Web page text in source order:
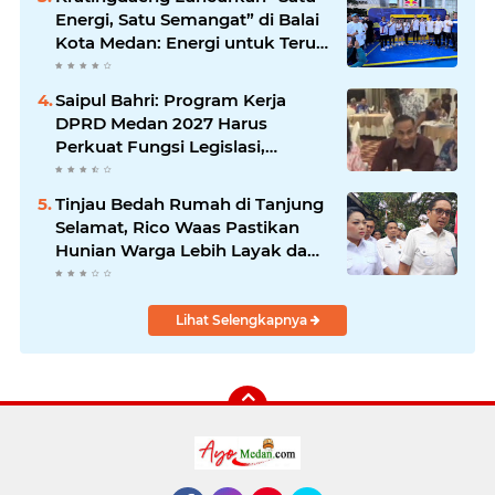
Energi, Satu Semangat” di Balai
Kota Medan: Energi untuk Terus
Bergerak Maju
Saipul Bahri: Program Kerja
DPRD Medan 2027 Harus
Perkuat Fungsi Legislasi,
Anggaran dan Pengawasan
Tinjau Bedah Rumah di Tanjung
Selamat, Rico Waas Pastikan
Hunian Warga Lebih Layak dan
Sehat
Lihat Selengkapnya